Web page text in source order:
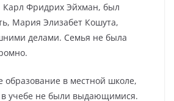
Карл Фридрих Эйхман, был
Мария Элизабет Кошута,
делами. Семья не была
образование в местной школе,
в учебе не были выдающимися.